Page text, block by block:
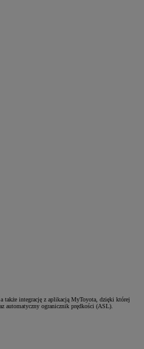
także integrację z aplikacją MyToyota, dzięki której
automatyczny ogranicznik prędkości (ASL).